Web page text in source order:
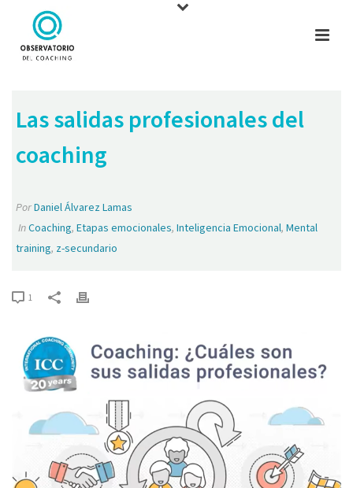
Las salidas profesionales del
coaching
PorDaniel Álvarez Lamas
InCoaching, Etapas emocionales, Inteligencia Emocional, Mental
training, z-secundario
1